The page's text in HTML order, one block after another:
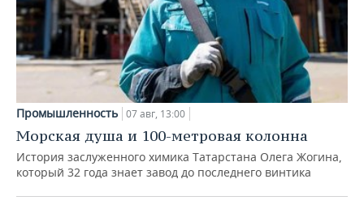
Промышленность 07 авг, 13:00
Морская душа и 100-метровая колонна
История заслуженного химика Татарстана Олега Жогина,
который 32 года знает завод до последнего винтика